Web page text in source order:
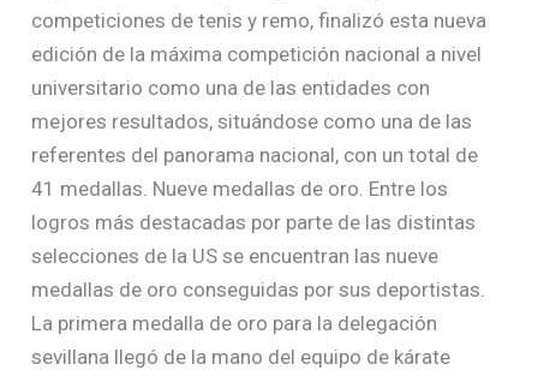
competiciones de tenis y remo, finalizó esta nueva
edición de la máxima competición nacional a nivel
universitario como una de las entidades con
mejores resultados, situándose como una de las
referentes del panorama nacional, con un total de
41 medallas. Nueve medallas de oro. Entre los
logros más destacadas por parte de las distintas
selecciones de la US se encuentran las nueve
medallas de oro conseguidas por sus deportistas.
La primera medalla de oro para la delegación
sevillana llegó de la mano del equipo de kárate